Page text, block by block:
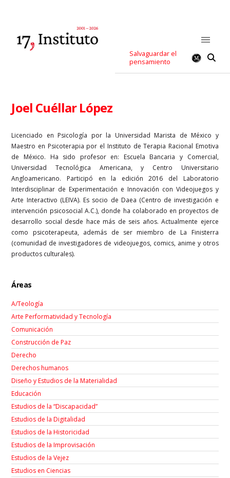
Salvaguardar el
pensamiento
Joel Cuéllar López
Licenciado en Psicología por la Universidad Marista de México y
Maestro en Psicoterapia por el Instituto de Terapia Racional Emotiva
de México. Ha sido profesor en: Escuela Bancaria y Comercial,
Universidad Tecnológica Americana, y Centro Universitario
Angloamericano. Participó en la edición 2016 del Laboratorio
Interdisciplinar de Experimentación e Innovación con Videojuegos y
Arte Interactivo (LEIVA). Es socio de Daea (Centro de investigación e
intervención psicosocial A.C.), donde ha colaborado en proyectos de
desarrollo social desde hace más de seis años. Actualmente ejerce
como psicoterapeuta, además de ser miembro de La Finisterra
(comunidad de investigadores de videojuegos, comics, anime y otros
productos culturales).
Áreas
A/Teología
Arte Performatividad y Tecnología
Comunicación
Construcción de Paz
Derecho
Derechos humanos
Diseño y Estudios de la Materialidad
Educación
Estudios de la “Discapacidad”
Estudios de la Digitalidad
Estudios de la Historicidad
Estudios de la Improvisación
Estudios de la Vejez
Estudios en Ciencias